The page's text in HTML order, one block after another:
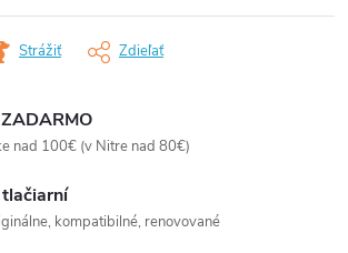
Strážiť Zdieľať
nad 100€ (v Nitre nad 80€)
kompatibilné, renovované